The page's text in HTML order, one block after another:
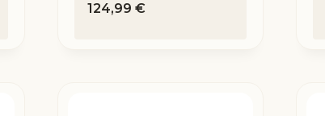
124,99 €